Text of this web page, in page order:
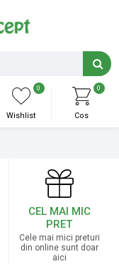
0
Cos
0
Wishlist
CEL MAI MIC
PRET
Cele mai mici preturi
din online sunt doar
aici